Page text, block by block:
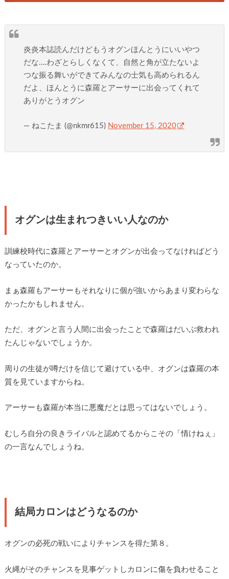
炎炎本誌読んだけどもうオグンほんとうにいいやつ
だな….わざとらしくなくて、自然と角が立たないよ
つな振る舞いができてみんなの士気も高められるん
だよ、ほんとうに森羅とアーサーに出会ってくれて
ありがとうオグン
— ねこたま (@nkmr615) November 15, 2020
オグンは生まれつきいい人なのか
訓練校時代に森羅とアーサーとオグンが出会ってなければどう
なっていたのか。
まぁ森羅もアーサーもそれなりに個が強いからあまり変わらな
かったかもしれません。
ただ、オグンと言う人間に出会ったことで森羅はだいぶ救われ
たんじゃないでしょうか。
周りの生徒が噂だけを信じて避けている中、オグンは森羅の本
質を見ていますからね。
アーサーも森羅が本当に悪魔だとは思ってはないでしょう。
むしろ自分の良きライバルと認めてるからこその「情けねぇ」
の一言なんでしょうね。
結局カロンはどうなるのか
オグンの必死の戦いによりチャンスを得た第８。
火縄がそのチャンスを見事ゲットしカロンに傷を負わせること